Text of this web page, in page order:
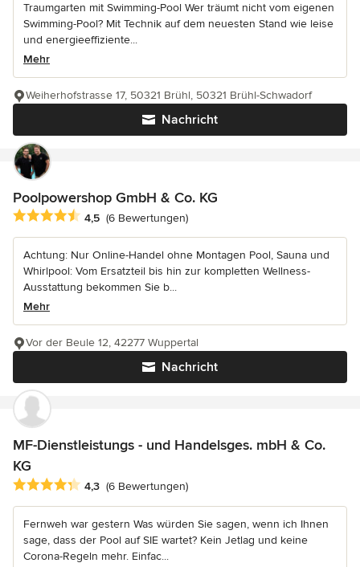
Traumgarten mit Swimming-Pool Wer träumt nicht vom eigenen
Swimming-Pool? Mit Technik auf dem neuesten Stand wie leise
und energieeffiziente...
Mehr
Nachricht
Weiherhofstrasse 17, 50321 Brühl, 50321 Brühl-Schwadorf
Poolpowershop GmbH & Co. KG
Durchschnittliche Bewertung: 4.5 von 5 Sternen
4,5 (6 Bewertungen)
Achtung: Nur Online-Handel ohne Montagen Pool, Sauna und
Whirlpool: Vom Ersatzteil bis hin zur kompletten Wellness-
Ausstattung bekommen Sie b...
Mehr
Nachricht
Vor der Beule 12, 42277 Wuppertal
MF-Dienstleistungs - und Handelsges. mbH & Co.
KG
Durchschnittliche Bewertung: 4.3 von 5 Sternen
4,3 (6 Bewertungen)
Fernweh war gestern Was würden Sie sagen, wenn ich Ihnen
sage, dass der Pool auf SIE wartet? Kein Jetlag und keine
Corona-Regeln mehr. Einfac...